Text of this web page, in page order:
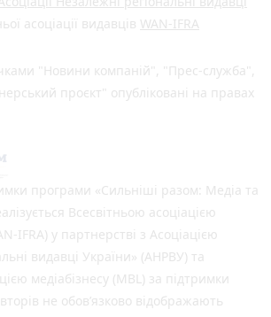
асоціації видавців WAN-IFRA
"Новини компаній", "Прес-служба",
проєкт" опубліковані на правах
програми «Сильніші разом: Медіа та
Всесвітньою асоціацією
IFRA) у партнерстві з Асоціацією
видавці України» (АНРВУ) та
медіабізнесу (MBL) за підтримки
не обов’язково відображають